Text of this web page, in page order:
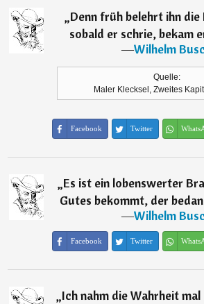
„Denn früh belehrt ihn
sobald er schrie, bekam
―Wilhelm
Quelle:
Maler Klecksel, Zweites
Facebook Twitter
„Es ist ein lobenswerter
Gutes bekommt, der
―Wilhelm
Facebook Twitter
„Ich nahm die Wahrheit